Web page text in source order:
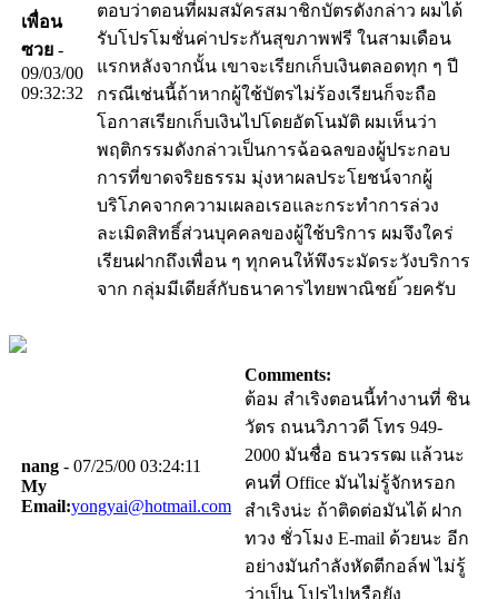
เพื่อน
ซวย -
09/03/00
09:32:32
ตอบว่าตอนที่ผมสมัครสมาชิกบัตรดังกล่าว ผมได้
รับโปรโมชั่นค่าประกันสุขภาพฟรี ในสามเดือน
แรกหลังจากนั้น เขาจะเรียกเก็บเงินตลอดทุก ๆ ปี
กรณีเช่นนี้ถ้าหากผู้ใช้บัตรไม่ร้องเรียนก็จะถือ
โอกาสเรียกเก็บเงินไปโดยอัตโนมัติ ผมเห็นว่า
พฤติกรรมดังกล่าวเป็นการฉ้อฉลของผู้ประกอบ
การที่ขาดจริยธรรม มุ่งหาผลประโยชน์จากผู้
บริโภคจากความเผลอเรอและกระทำการล่วง
ละเมิดสิทธิ์ส่วนบุคคลของผู้ใช้บริการ ผมจึงใคร่
เรียนฝากถึงเพื่อน ๆ ทุกคนให้พึงระมัดระวังบริการ
จาก กลุ่มมีเดียส์กับธนาคารไทยพาณิชย์ ้วยครับ
nang - 07/25/00 03:24:11
My
Email:yongyai@hotmail.com
Comments:
ต้อม สำเริงตอนนี้ทำงานที่ ชิน
วัตร ถนนวิภาวดี โทร 949-
2000 มันชื่อ ธนวรรฒ แล้วนะ
คนที่ Office มันไม่รู้จักหรอก
สำเริงน่ะ ถ้าติดต่อมันได้ ฝาก
ทวง ชั่วโมง E-mail ด้วยนะ อีก
อย่างมันกำลังหัดตีกอล์ฟ ไม่รู้
ว่าเป็น โปรไปหรือยัง